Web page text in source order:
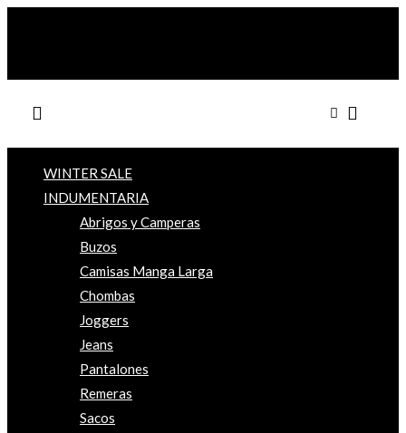
WINTER SALE
INDUMENTARIA
Abrigos y Camperas
Buzos
Camisas Manga Larga
Chombas
Joggers
Jeans
Pantalones
Remeras
Sacos